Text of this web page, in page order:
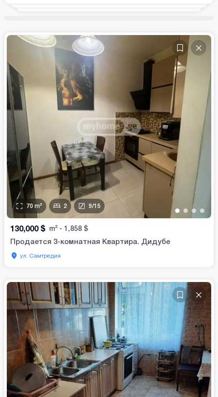
• • • •
70 m² 2 9/15
130,000 $ m² - 1,858 $
Продается 3-комнатная Квартира. Дидубе
ул. Самтредия